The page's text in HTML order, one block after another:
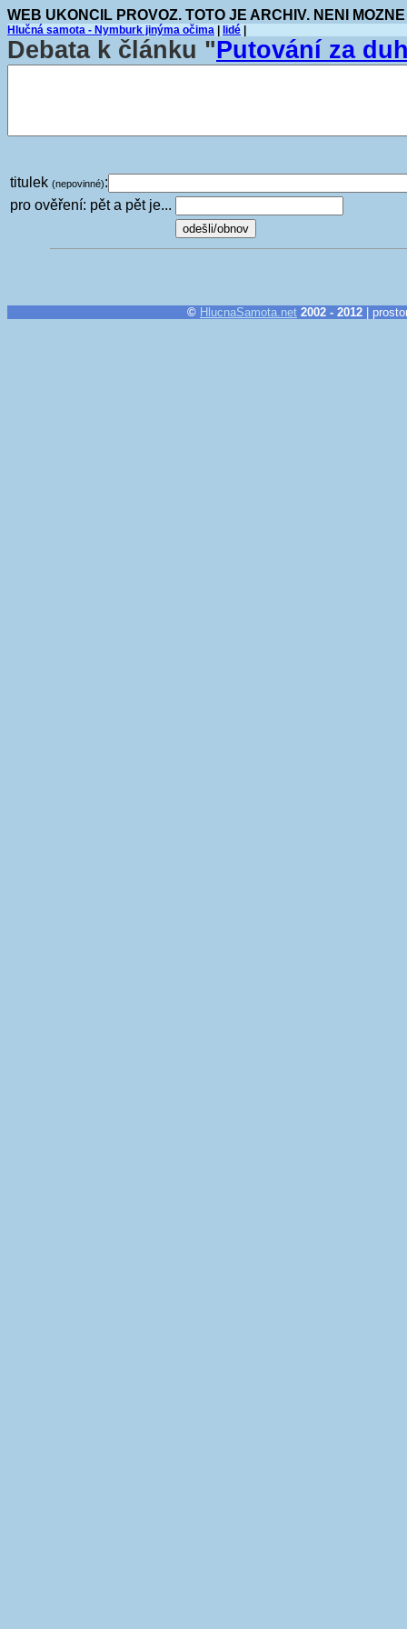
WEB UKONCIL PROVOZ. TOTO JE ARCHIV. NENI
Hlučná samota - Nymburk jinýma očima lidé
Debata k článku "Putování za
titulek (nepovinné):
pro ověření: pět a pět je...
© HlucnaSamota.net 2002 - 2012 |